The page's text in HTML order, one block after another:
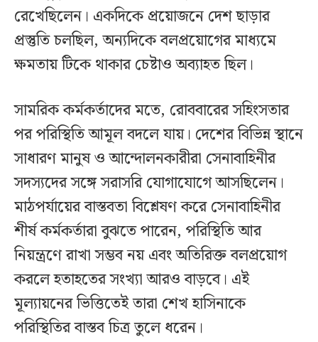
রেখেছিলেন। একদিকে প্রয়োজনে দেশ ছাড়ার
প্রস্তুতি চলছিল, অন্যদিকে বলপ্রয়োগের মাধ্যমে
ক্ষমতায় টিকে থাকার চেষ্টাও অব্যাহত ছিল।
সামরিক কর্মকর্তাদের মতে, রোববারের সহিংসতার
পর পরিস্থিতি আমূল বদলে যায়। দেশের বিভিন্ন স্থানে
সাধারণ মানুষ ও আন্দোলনকারীরা সেনাবাহিনীর
সদস্যদের সঙ্গে সরাসরি যোগাযোগে আসছিলেন।
মাঠপর্যায়ের বাস্তবতা বিশ্লেষণ করে সেনাবাহিনীর
শীর্ষ কর্মকর্তারা বুঝতে পারেন, পরিস্থিতি আর
নিয়ন্ত্রণে রাখা সম্ভব নয় এবং অতিরিক্ত বলপ্রয়োগ
করলে হতাহতের সংখ্যা আরও বাড়বে। এই
মূল্যায়নের ভিত্তিতেই তারা শেখ হাসিনাকে
পরিস্থিতির বাস্তব চিত্র তুলে ধরেন।